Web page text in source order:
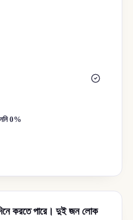
0%
করতে পারে। দুই জন লোক